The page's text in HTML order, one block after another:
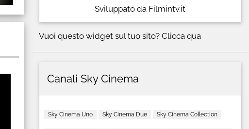
Sviluppato da Filmintv.it
Vuoi questo widget sul tuo sito? Clicca qua
Canali Sky Cinema
Sky Cinema Uno Sky Cinema Due Sky Cinema Collection